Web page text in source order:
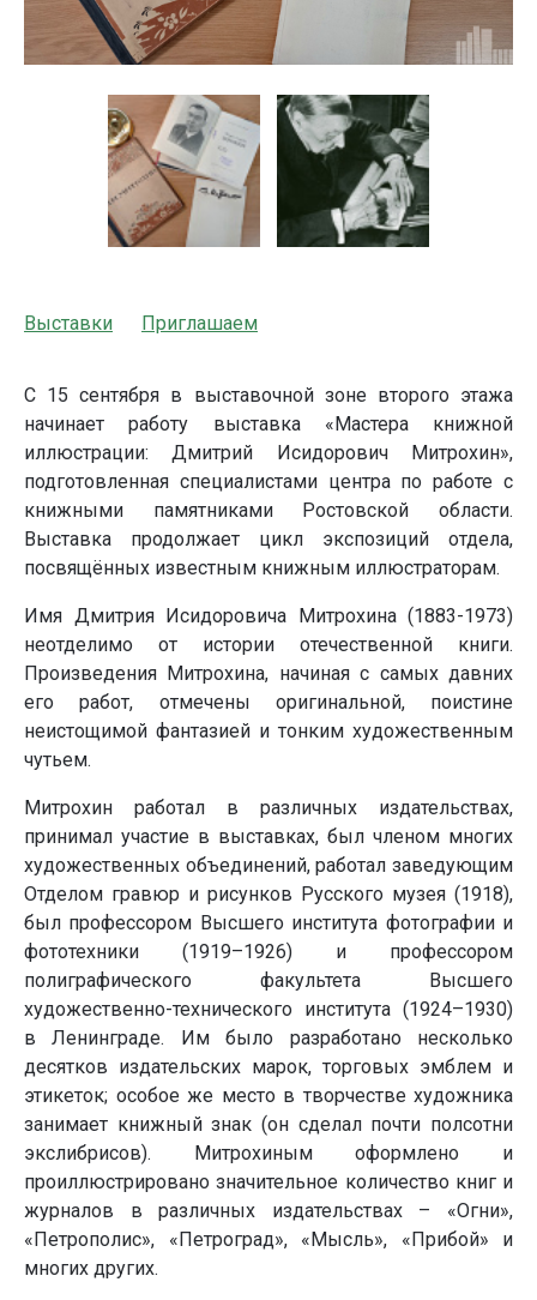
Выставки Приглашаем
С 15 сентября в выставочной зоне второго этажа
начинает работу выставка «Мастера книжной
иллюстрации: Дмитрий Исидорович Митрохин»,
подготовленная специалистами центра по работе с
книжными памятниками Ростовской области.
Выставка продолжает цикл экспозиций отдела,
посвящённых известным книжным иллюстраторам.
Имя Дмитрия Исидоровича Митрохина (1883-1973)
неотделимо от истории отечественной книги.
Произведения Митрохина, начиная с самых давних
его работ, отмечены оригинальной, поистине
неистощимой фантазией и тонким художественным
чутьем.
Митрохин работал в различных издательствах,
принимал участие в выставках, был членом многих
художественных объединений, работал заведующим
Отделом гравюр и рисунков Русского музея (1918),
был профессором Высшего института фотографии и
фототехники (1919–1926) и профессором
полиграфического факультета Высшего
художественно-технического института (1924–1930)
в Ленинграде. Им было разработано несколько
десятков издательских марок, торговых эмблем и
этикеток; особое же место в творчестве художника
занимает книжный знак (он сделал почти полсотни
экслибрисов). Митрохиным оформлено и
проиллюстрировано значительное количество книг и
журналов в различных издательствах – «Огни»,
«Петрополис», «Петроград», «Мысль», «Прибой» и
многих других.